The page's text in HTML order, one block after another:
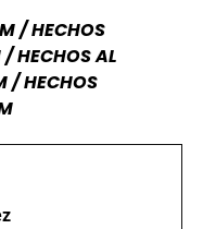
/ HECHOS
HECHOS AL
/ HECHOS